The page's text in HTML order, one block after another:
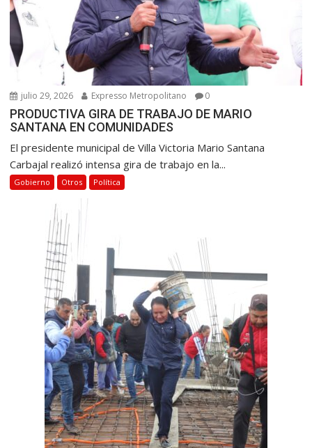
julio 29, 2026 Expresso Metropolitano 0
PRODUCTIVA GIRA DE TRABAJO DE MARIO
SANTANA EN COMUNIDADES
El presidente municipal de Villa Victoria Mario Santana
Carbajal realizó intensa gira de trabajo en la...
Gobierno Otros Política